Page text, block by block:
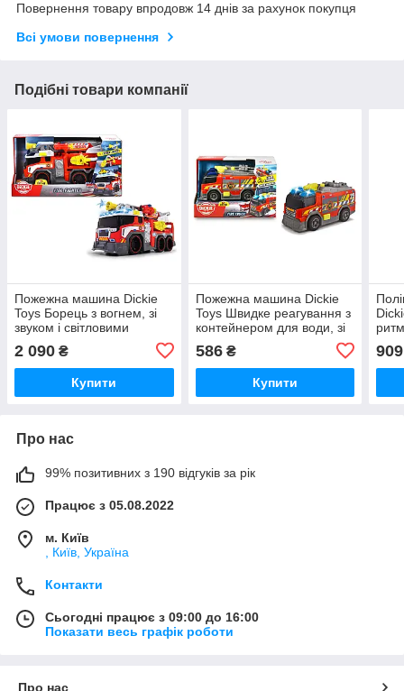
Повернення товару впродовж 14 днів за рахунок покупця
Всі умови повернення
Подібні товари компанії
Пожежна машина Dickie
Toys Борець з вогнем, зі
звуком і світловими
ефектами 46см (3307000)
2 090 ₴
Купити
Пожежна машина Dickie
Toys Швидке реагування з
контейнером для води, зі
ефектами 15см (3302028)
586₴
Купити
909
Про нас
99% позитивних з 190 відгуків за рік
Працює з 05.08.2022
м. Київ
, Київ, Україна
Контакти
Сьогодні працює з 09:00 до 16:00
Показати весь графік роботи
Про нас